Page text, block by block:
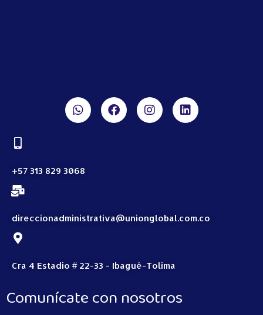
+57 313 829 3068
direccionadministrativa@unionglobal.com.co
Cra 4 Estadio # 22-33 - Ibagué-Tolima
Comunícate con nosotros